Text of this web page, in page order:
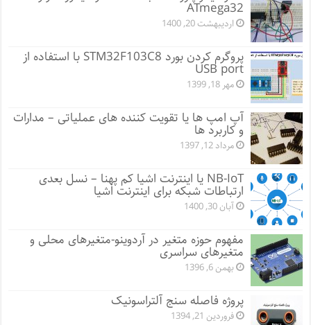
ATmega32
اردیبهشت 20, 1400
پروگرم کردن بورد STM32F103C8 با استفاده از
USB port
مهر 18, 1399
آپ امپ ها یا تقویت کننده های عملیاتی – مدارات
و کاربرد ها
مرداد 12, 1397
NB-IoT یا اینترنت اشیا کم پهنا – نسل بعدی
ارتباطات شبکه برای اینترنت اشیا
آبان 30, 1400
مفهوم حوزه متغیر در آردوینو-متغیرهای محلی و
متغیرهای سراسری
بهمن 6, 1396
پروژه فاصله سنج آلتراسونیک
فروردین 21, 1394